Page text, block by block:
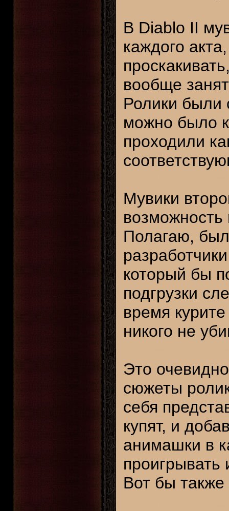
В Diablo II
каждого
вообще
Ролики были
можно было
проходили
Мувики
возможность
Полагаю,
который бы
подгрузки
время
никого не
Это
сюжеты
себя
купят, и
анимашки в
проигрывать
Вот бы